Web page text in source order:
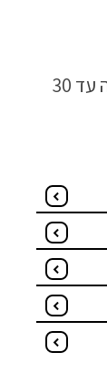
הכרית מגיעה עם רוכסן וניתן להסיר ולכבס את הצפית בכביסה עדינה עד 30